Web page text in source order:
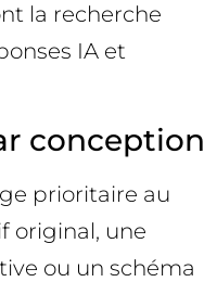
la recherche
IA et
conception
prioritaire au
original, une
ou un schéma